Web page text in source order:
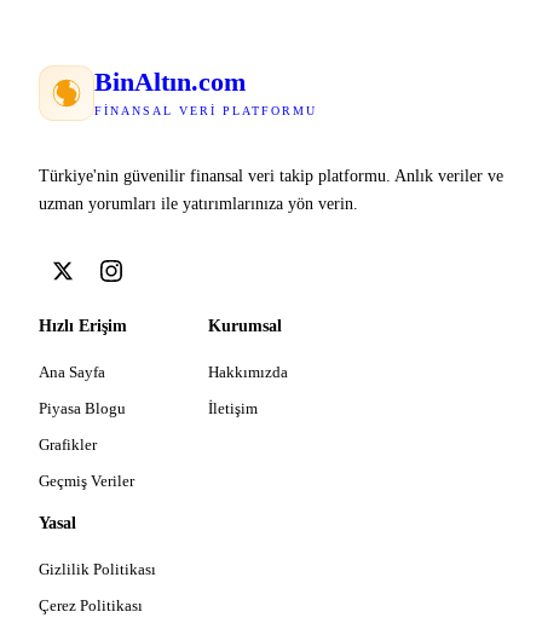
BinAltın.com
FINANSAL VERI PLATFORMU
Türkiye'nin güvenilir finansal veri takip platformu. Anlık veriler ve
uzman yorumları ile yatırımlarınıza yön verin.
Hızlı Erişim
Ana Sayfa
Piyasa Blogu
Grafikler
Geçmiş Veriler
Kurumsal
Hakkımızda
İletişim
Yasal
Gizlilik Politikası
Çerez Politikası